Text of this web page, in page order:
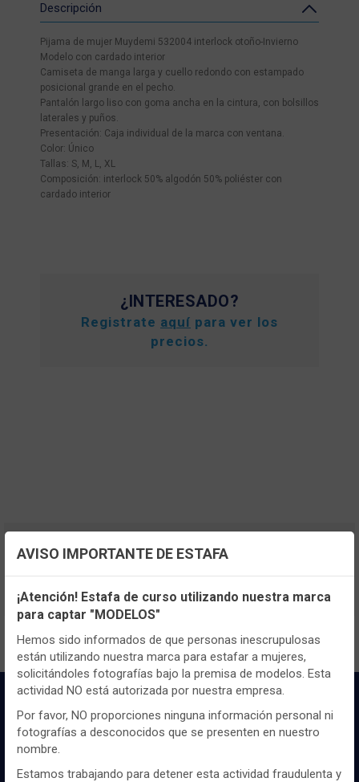
Descripción
Pijama de mujer Muydemi 532004 interlock otoño-Invierno
Modelo con cardado interior
Camiseta de manga larga y cuello redondo con estampado
posicional grande en el pecho.
Pantalón largo liso con goma ancha en la cintura, con bolsillos
laterales y puños.
Presentación: Caja individual de la marca con ventana.
Color: Único
Tallas: S, M, L, XL
Composición: interlock 50% algodón 50% poliéster con
cardado interior
¿INTERESADO?
Registrate aquí para ver los
precios.
TENEMOS MUCHOS MÁS !
contenido y los precios.
Configuración de cookies
Utilizamos cookies propias y de terceros, de sesión o
persistentes, para hacer funcionar de manera segura nuestra
página web y personalizar su contenido.
Igualmente, utilizamos cookies para medir y obtener datos de
la navegación que realizas y para ajustar el contenido a tus
gustos y preferencias.
Puedesconfigurary aceptar el uso de cookies a tu gusto.
Para obtener más información visita nuestra
cookies .
AVISO IMPORTANTE DE ESTAFA
¡Atención! Estafa de curso utilizando nuestra marca
para captar "MODELOS"
Hemos sido informados de que personas inescrupulosas
están utilizando nuestra marca para estafar a mujeres,
solicitándoles fotografías bajo la premisa de modelos. Esta
actividad NO está autorizada por nuestra empresa.
Por favor, NO proporciones ninguna información personal ni
fotografías a desconocidos que se presenten en nuestro
nombre.
Estamos trabajando para detener esta actividad fraudulenta y